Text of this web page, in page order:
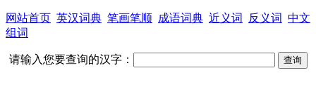
网站首页 英汉词典 笔画笔顺 成语词典 近义词 反义词 中文
组词
请输入您要查询的汉字：